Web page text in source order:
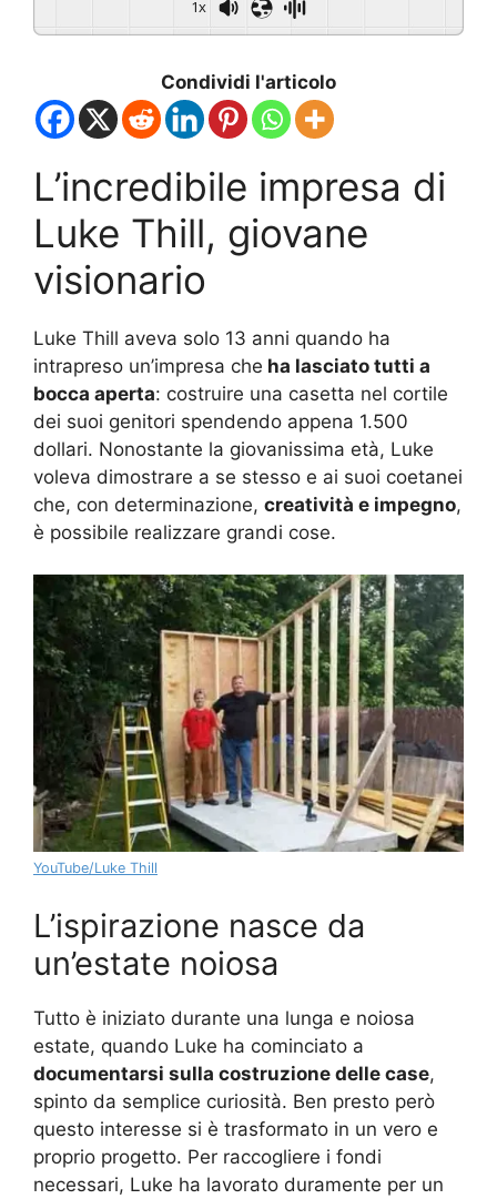
1x
Condividi l'articolo
L’incredibile impresa di
Luke Thill, giovane
visionario
Luke Thill aveva solo 13 anni quando ha
intrapreso un’impresa che ha lasciato tutti a
bocca aperta: costruire una casetta nel cortile
dei suoi genitori spendendo appena 1.500
dollari. Nonostante la giovanissima età, Luke
voleva dimostrare a se stesso e ai suoi coetanei
che, con determinazione, creatività e impegno,
è possibile realizzare grandi cose.
YouTube/Luke Thill
L’ispirazione nasce da
un’estate noiosa
Tutto è iniziato durante una lunga e noiosa
estate, quando Luke ha cominciato a
documentarsi sulla costruzione delle case,
spinto da semplice curiosità. Ben presto però
questo interesse si è trasformato in un vero e
proprio progetto. Per raccogliere i fondi
necessari, Luke ha lavorato duramente per un